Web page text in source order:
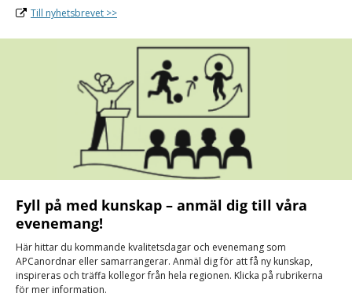
Till nyhetsbrevet >>
Fyll på med kunskap – anmäl dig till våra
evenemang!
Här hittar du kommande kvalitetsdagar och evenemang som
APCanordnar eller samarrangerar. Anmäl dig för att få ny kunskap,
inspireras och träffa kollegor från hela regionen. Klicka på rubrikerna
för mer information.